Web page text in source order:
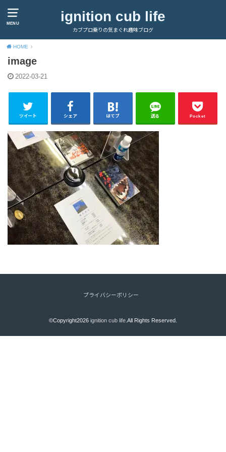
MENU ignition cub life
カブプロ乗りの気まぐれ趣味ブログ
HOME
image
2022-03-21
ツイート シェア はてブ 送る Pocket
プライバシーポリシー
©Copyright2026 ignition cub life.All Rights Reserved.